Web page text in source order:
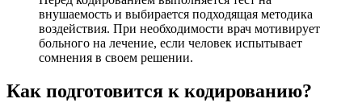
внушаемость и выбирается подходящая методика
воздействия. При необходимости врач мотивирует
больного на лечение, если человек испытывает
сомнения в своем решении.
Как подготовится к кодированию?